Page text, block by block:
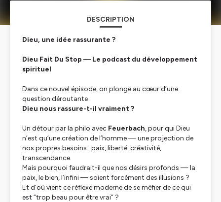
DESCRIPTION
Dieu, une idée rassurante ?
Dieu Fait Du Stop — Le podcast du développement
spirituel
Dans ce nouvel épisode, on plonge au cœur d’une
question déroutante :
Dieu nous rassure-t-il vraiment ?
Un détour par la philo avec Feuerbach, pour qui Dieu
n’est qu’une création de l’homme — une projection de
nos propres besoins : paix, liberté, créativité,
transcendance.
Mais pourquoi faudrait-il que nos désirs profonds — la
paix, le bien, l’infini — soient forcément des illusions ?
Et d’où vient ce réflexe moderne de se méfier de ce qui
est “trop beau pour être vrai” ?